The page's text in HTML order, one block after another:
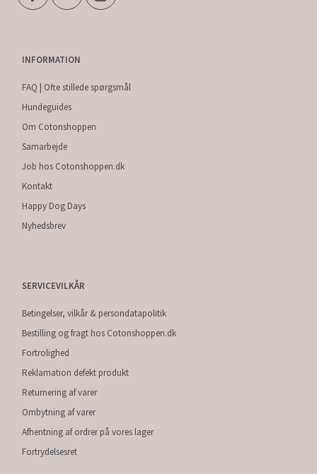
INFORMATION
FAQ | Ofte stillede spørgsmål
Hundeguides
Om Cotonshoppen
Samarbejde
Job hos Cotonshoppen.dk
Kontakt
Happy Dog Days
Nyhedsbrev
SERVICEVILKÅR
Betingelser, vilkår & persondatapolitik
Bestilling og fragt hos Cotonshoppen.dk
Fortrolighed
Reklamation defekt produkt
Returnering af varer
Ombytning af varer
Afhentning af ordrer på vores lager
Fortrydelsesret